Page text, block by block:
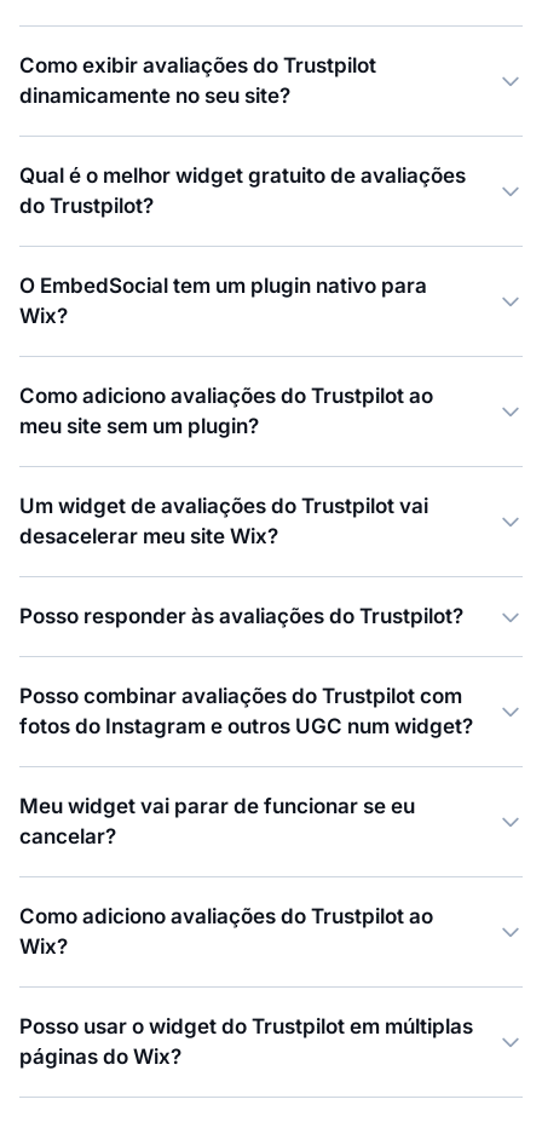
Como exibir avaliações do Trustpilot
dinamicamente no seu site?
Qual é o melhor widget gratuito de avaliações
do Trustpilot?
O EmbedSocial tem um plugin nativo para
Wix?
Como adiciono avaliações do Trustpilot ao
meu site sem um plugin?
Um widget de avaliações do Trustpilot vai
desacelerar meu site Wix?
Posso responder às avaliações do Trustpilot?
Posso combinar avaliações do Trustpilot com
fotos do Instagram e outros UGC num widget?
Meu widget vai parar de funcionar se eu
cancelar?
Como adiciono avaliações do Trustpilot ao
Wix?
Posso usar o widget do Trustpilot em múltiplas
páginas do Wix?